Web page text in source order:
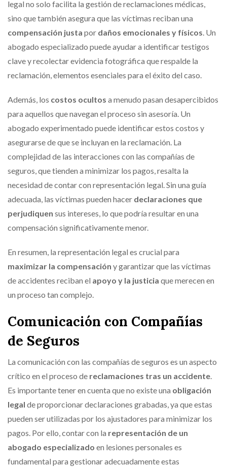
legal no solo facilita la gestión de reclamaciones médicas,
sino que también asegura que las víctimas reciban una
compensación justa por daños emocionales y físicos . Un
abogado especializado puede ayudar a identificar testigos
clave y recolectar evidencia fotográfica que respalde la
reclamación, elementos esenciales para el éxito del caso.
Además, los costos ocultos a menudo pasan desapercibidos
para aquellos que navegan el proceso sin asesoría. Un
abogado experimentado puede identificar estos costos y
asegurarse de que se incluyan en la reclamación. La
complejidad de las interacciones con las compañías de
seguros, que tienden a minimizar los pagos, resalta la
necesidad de contar con representación legal. Sin una guía
adecuada, las víctimas pueden hacer declaraciones que
perjudiquen sus intereses, lo que podría resultar en una
compensación significativamente menor.
En resumen, la representación legal es crucial para
maximizar la compensación y garantizar que las víctimas
de accidentes reciban el apoyo y la justicia que merecen en
un proceso tan complejo.
Comunicación con Compañías
de Seguros
La comunicación con las compañías de seguros es un aspecto
crítico en el proceso de reclamaciones tras un accidente
Es importante tener en cuenta que no existe una obligación
legal de proporcionar declaraciones grabadas, ya que estas
pueden ser utilizadas por los ajustadores para minimizar los
pagos. Por ello, contar con la representación de un
abogado especializado en lesiones personales es
fundamental para gestionar adecuadamente estas